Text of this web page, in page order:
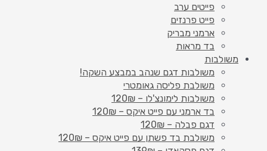
פייטים ערב
פייט פרנזים
ארמני מבריק
בד מראות
משולבות
משולבות דגם שנהב במבצע השקה!
משולבת פליסה גאומטרי
משולבות לימונצ'לו – 120₪
בד ארמני עם פייט איקס – 120₪
דגם פבלה – 120₪
משולבת בד פשתן עם פייט איקס – 120₪